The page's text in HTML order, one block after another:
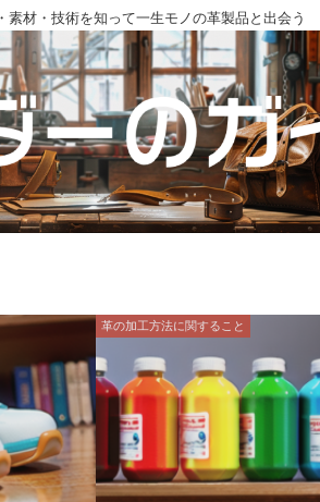
素材・技術を知って一生モノの革製品と出会う
革の加工方法に関すること